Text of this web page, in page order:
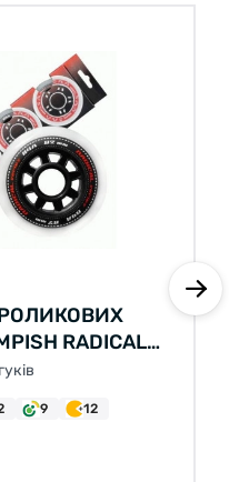
RADICAL
9 12